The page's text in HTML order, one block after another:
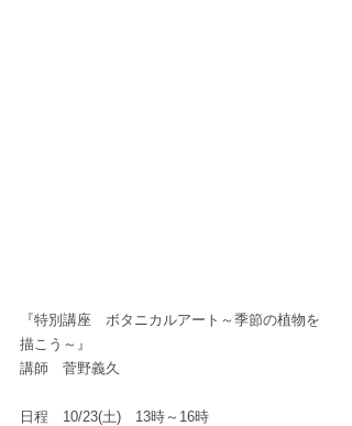
『特別講座　ボタニカルアート～季節の植物を
描こう～』
講師　菅野義久
日程　10/23(土)　13時～16時